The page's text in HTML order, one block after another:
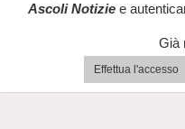
Ascoli Notizie e
Già
Effettua l'accesso